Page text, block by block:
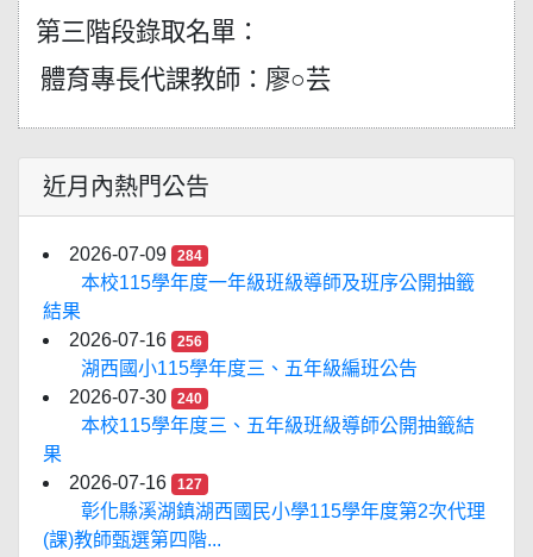
第三階段錄取名單：
體育專長代課教師：廖○芸
近月內熱門公告
2026-07-09 284
本校115學年度一年級班級導師及班序公開抽籤
結果
2026-07-16
256
湖西國小115學年度三、五年級編班公告
2026-07-30
240
本校115學年度三、五年級班級導師公開抽籤結
果
2026-07-16
127
彰化縣溪湖鎮湖西國民小學115學年度第2次代理
(課)教師甄選第四階...